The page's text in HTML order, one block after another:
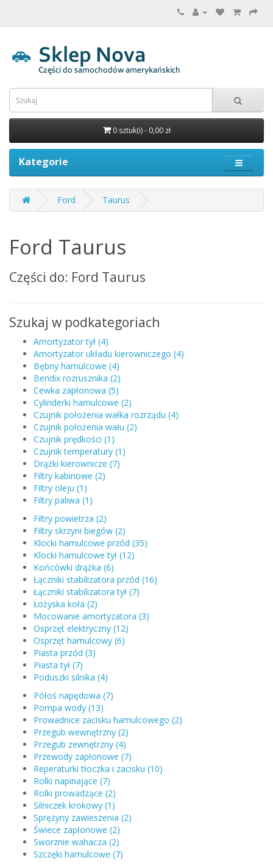
0 sztuk(i) - 0,00 zł
Kategorie
Ford Taurus
Ford Taurus
Części do: Ford Taurus
Szukaj w podkategoriach
Amortyzator tył (4)
Amortyzator układu kierowniczego (4)
Bębny hamulcowe (4)
Bendix rozrusznika (2)
Cewka zapłonowa (5)
Cylinderki hamulcowe (2)
Czujnik położenia wałka rozrządu (4)
Czujnik położenia wału (2)
Czujnik prędkości (1)
Czujnik temperatury (1)
Drążki kierownicze (7)
Filtry kabinowe (2)
Filtry oleju (1)
Filtry paliwa (1)
Filtry powietrza (2)
Filtry skrzyni biegów (2)
Klocki hamulcowe przód (35)
Klocki hamulcowe tył (12)
Końcówki drążka (6)
Łączniki stabilizatora przód (16)
Łączniki stabilizatora tył (7)
Łożyska koła (2)
Mocowanie amortyzatora (3)
Osprzęt elektryczny (12)
Osprzęt hamulcowy (6)
Piasta przód (3)
Piasta tył (7)
Poduszki silnika (4)
Półoś napędowa (7)
Pompa wody (13)
Prowadnice zacisku hamulcowego (2)
Przegub wewnętrzny (2)
Przegub zewnętrzny (4)
Przewody zapłonowe (7)
Reperaturki tłoczka i zacisku (10)
Rolki napinające (7)
Rolki prowadzące (2)
Silniczek krokowy (1)
Sprężyny zawieszenia (2)
Świece zapłonowe (2)
Sworznie wahacza (2)
Szczęki hamulcowe (7)